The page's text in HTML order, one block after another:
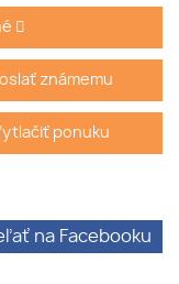
známemu
ponuku
na Facebooku